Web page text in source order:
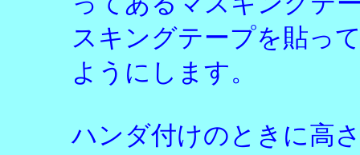
スキングテープを貼っ
ようにします。
ハンダ付けのときに高